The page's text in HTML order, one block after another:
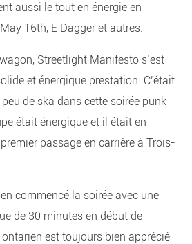
aussi le tout en énergie en
16th, E Dagger et autres.
Streetlight Manifesto s’est
et énergique prestation. C’était
de ska dans cette soirée punk
était énergique et il était en
passage en carrière à Trois-
commencé la soirée avec une
de 30 minutes en début de
est toujours bien apprécié